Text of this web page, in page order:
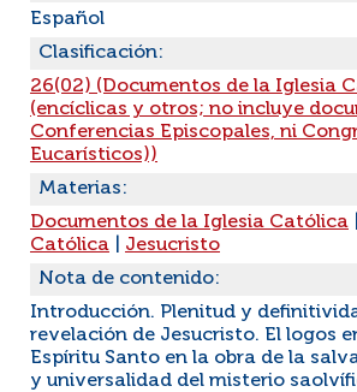
Español
Clasificación:
26(02) (Documentos de la Iglesia
(encíclicas y otros; no incluye
Conferencias Episcopales, ni
Eucarísticos))
Materias:
Documentos de la Iglesia Católica
Católica
Jesucristo
Nota de contenido:
Introducción. Plenitud y
revelación de Jesucristo. El logos
Espíritu Santo en la obra de la
y universalidad del misterio